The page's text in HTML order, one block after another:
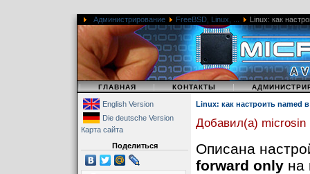
Администрирование FreeBSD, Linux, ... Linux: как
| ГЛАВНАЯ | КОНТАКТЫ |
English Version
Die deutsche Version
Карта сайта
Поделиться
Linux: как настроить named
Добавил(а) microsin
Описана
forward only на